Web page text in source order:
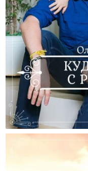
Куда